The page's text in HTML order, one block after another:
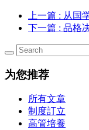
上一篇 : 从国
下一篇 : 品格
为您推荐
所有文章
制度訂立
高管培養